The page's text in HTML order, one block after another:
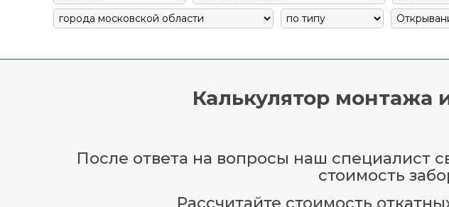
Калькулятор монтажа
После ответа на вопросы наш специалист
стоимость
Рассчитайте стоимость